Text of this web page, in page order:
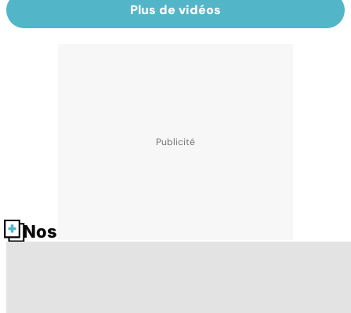
Plus de vidéos
Nos fiches santé